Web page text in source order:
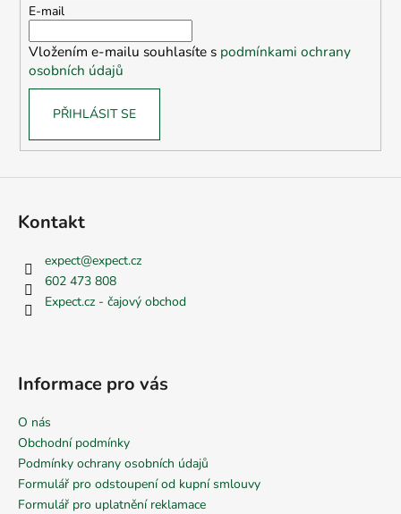
E-mail
Vložením e-mailu souhlasíte s podmínkami ochrany
osobních údajů
PŘIHLÁSIT SE
Kontakt
expect@expect.cz
602 473 808
Expect.cz - čajový obchod
Informace pro vás
O nás
Obchodní podmínky
Podmínky ochrany osobních údajů
Formulář pro odstoupení od kupní smlouvy
Formulář pro uplatnění reklamace